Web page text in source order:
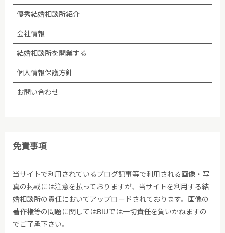
優秀結婚相談所紹介
会社情報
結婚相談所を開業する
個人情報保護方針
お問い合わせ
免責事項
当サイトで利用されているブログ記事等で利用される画像・写
真の掲載には注意を払っておりますが、当サイトを利用する結
婚相談所の責任においてアップロードされております。画像の
著作権等の問題に関してはBIUでは一切責任を負いかねますの
でご了承下さい。